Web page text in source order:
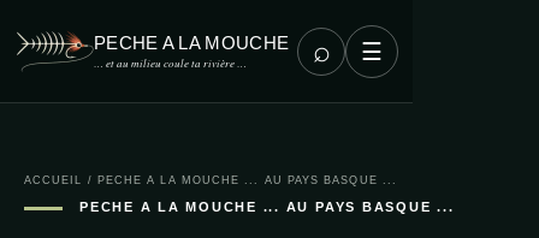
PECHE A LA MOUCHE
… et au milieu coule ta rivière … ⌕ ☰
ACCUEIL / PECHE A LA MOUCHE ... AU PAYS BASQUE ...
PECHE A LA MOUCHE ... AU PAYS BASQUE ...